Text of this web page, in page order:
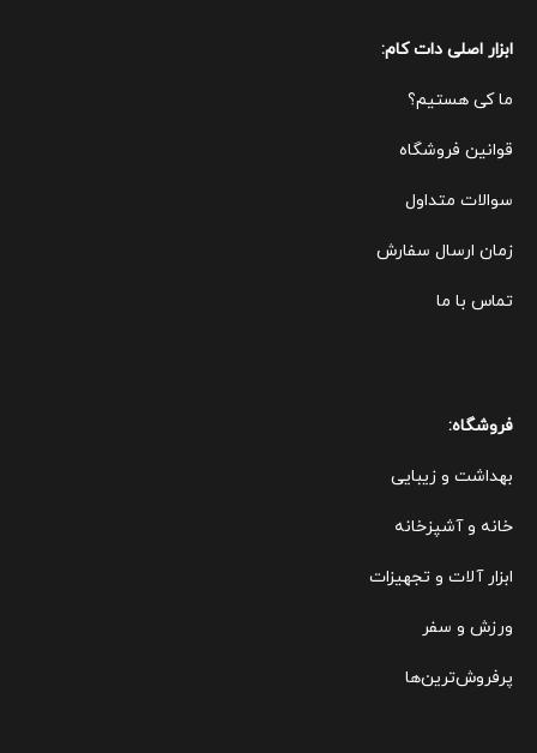
ابزار اصلی دات کام:
ما کی هستیم؟
قوانین فروشگاه
سوالات متداول
زمان ارسال سفارش
تماس با ما
فروشگاه:
بهداشت و زیبایی
خانه و آشپزخانه
ابزار آلات و تجهیزات
ورزش و سفر
پرفروش‌ترین‌ها